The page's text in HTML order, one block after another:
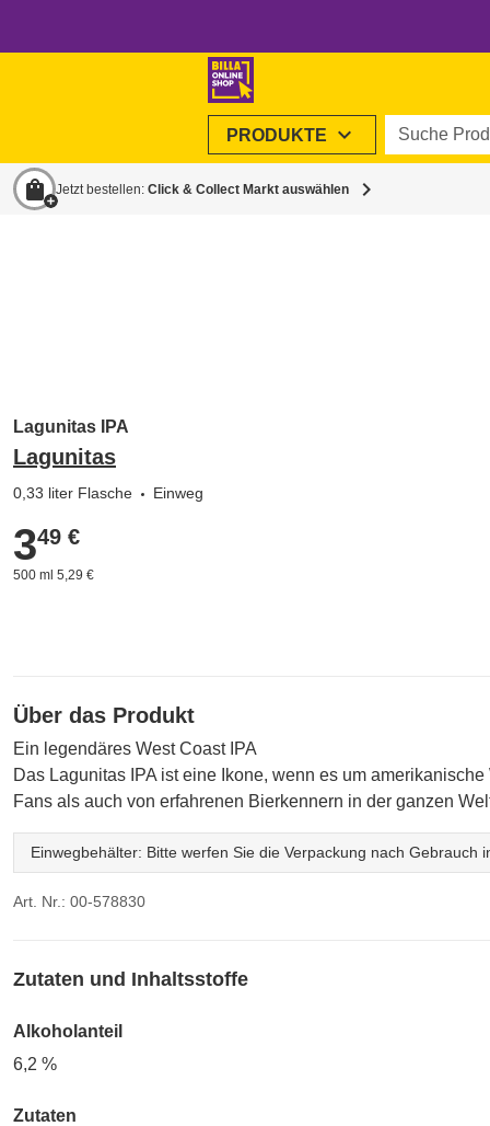
PRODUKTE expand_more Suche
shopping_bag Jetzt bestellen: Click & Collect Markt auswählen chevron_right
Lagunitas IPA
Lagunitas
0,33 liter Flasche Einweg
3,49 €
349 €
500 ml 5,29 €
Über das Produkt
Ein legendäres West Coast IPA
Das Lagunitas IPA ist eine Ikone, wenn es um
Fans als auch von erfahrenen Bierkennern in der ganzen
Einwegbehälter: Bitte werfen Sie die Verpackung nach Gebrauch
Art. Nr.: 00-578830
Zutaten und Inhaltsstoffe
Alkoholanteil
6,2 %
Zutaten